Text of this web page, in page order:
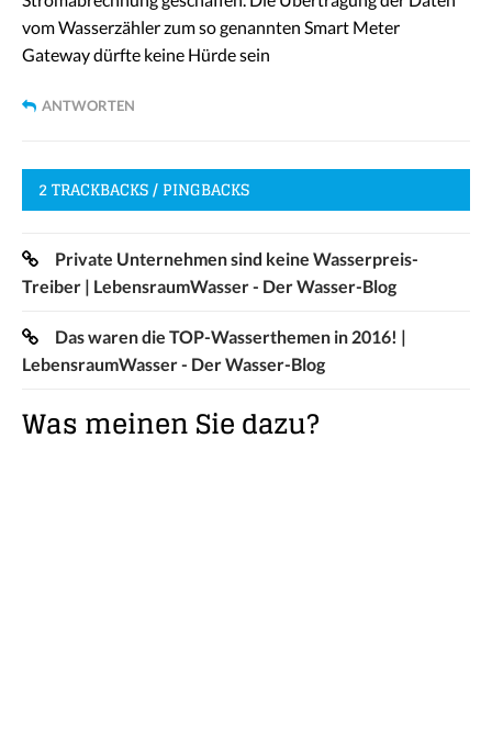
vom Wasserzähler zum so genannten Smart Meter
Gateway dürfte keine Hürde sein
ANTWORTEN
2 TRACKBACKS / PINGBACKS
Private Unternehmen sind keine Wasserpreis-
Treiber | LebensraumWasser - Der Wasser-Blog
Das waren die TOP-Wasserthemen in 2016! |
LebensraumWasser - Der Wasser-Blog
Was meinen Sie dazu?